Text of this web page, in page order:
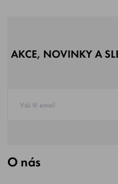
AKCE, NOVINKY A
O nás